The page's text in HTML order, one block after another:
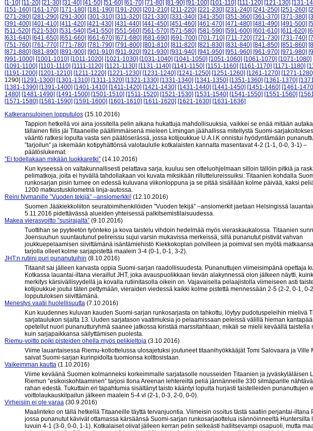
[1-10] [11-20] [21-30] [31-40] [41-50] [51-60] [61-70] [71-80] [81-90] [91-100] [101-110] [111-120] [121-130] [131-
[151-160] [161-170] [171-180] [181-190] [191-200] [201-210] [211-220] [221-230] [231-240] [241-250] [251-260]
[271-280] [281-290] [291-300] [301-310] [311-320] [321-330] [331-340] [341-350] [351-360] [361-370] [371-380]
[391-400] [401-410] [411-420] [421-430] [431-440] [441-450] [451-460] [461-470] [471-480] [481-490] [491-500]
[511-520] [521-530] [531-540] [541-550] [551-560] [561-570] [571-580] [581-590] [591-600] [601-610] [611-620]
[631-640] [641-650] [651-660] [661-670] [671-680] [681-690] [691-700] [701-710] [711-720] [721-730] [731-740]
[751-760] [761-770] [771-780] [781-790] [791-800] [801-810] [811-820] [821-830] [831-840] [841-850] [851-860]
[871-880] [881-890] [891-900] [901-910] [911-920] [921-930] [931-940] [941-950] [951-960] [961-970] [971-980]
[991-1000] [1001-1010] [1011-1020] [1021-1030] [1031-1040] [1041-1050] [1051-1060] [1061-1070] [1071-1080]
[1091-1100] [1101-1110] [1111-1120] [1121-1130] [1131-1140] [1141-1150] [1151-1160] [1161-1170] [1171-1180]
[1191-1200] [1201-1210] [1211-1220] [1221-1230] [1231-1240] [1241-1250] [1251-1260] [1261-1270] [1271-
1290] [1291-1300] [1301-1310] [1311-1320] [1321-1330] [1331-1340] [1341-1350] [1351-1360] [1361-1370]
[1381-1390] [1391-1400] [1401-1410] [1411-1420] [1421-1430] [1431-1440] [1441-1450] [1451-1460] [1461-
1480] [1481-1490] [1491-1500] [1501-1510] [1511-1520] [1521-1530] [1531-1540] [1541-1550] [1551-1560]
[1571-1580] [1581-1590] [1591-1600] [1601-1610] [1611-1620] [1621-1630] [1631-1636]
Katkeransuloinen lopputulos (15.10.2016)
Tappion hetkellä voi aina jossitella pelin aikana hukattuja mahdollisuuksia, vaikkei se enää mitään
tällainen fiilis jäi Titaaneille päällimmäisenä mieleen Limingan jäähallissa mitellystä Suomi-
vääntö ratkesi lopulta vasta sen päätöserässä, jossa kotijoukkue U.A.I.K onnistui hyödyntämään
”tarjoilun” ja iskemään kotipyhättönsä valotaululle kotkalaisten kannalta masentavat 4-2 (1-1, 0-0, 3-1) –
päätöslukemat.
”Ei todellakaan mikään luokkaretki” (14.10.2016)
Kun kyseessä on valtakunnallisesti pelattava sarja, kuuluu sen otteluohjelmaan silloin tällöin pitkiä ja
pelimatkoja, joita ei hyvällä tahdollakaan voi kuvata miksikään rilluttelureissuiksi. Titaanien kohdalla
runkosarjan pisin turnee on edessä kuluvana viikonloppuna ja se pitää sisällään kolme päivää, kaksi
1200 matkustuskilometriä linja-autossa.
Reini Nymanille ”Vuoden tekijä” –ansiomerkki! (12.10.2016)
Suomen Jääkiekkoliiton seuratoimihenkilöiden ”Vuoden tekijä” –ansiomerkit jaetaan Helsingissä
5.11.2016 pidettävässä alueiden yhteisessä palkitsemistilaisuudessa.
Makea vierasvoitto ”susirajalta” (9.10.2016)
Tuottihan se pyyteetön työnteko ja kova taistelu vihdoin hedelmää myös vieraskaukalossa. Titaanien
Joensuuhun suuntautunut pelireissu sujui varsin mukavissa merkeissä, sillä punanutut pistivät vahvan
joukkuepelaamisen siivittämänä isäntämiehistö Kiekkokoplan polvilleen ja poimivat sen myötä
tarjolla olleet kolme sarjapistettä maalein 3-4 (0-1, 0-1, 3-2).
JHT:n rutiini puri punanutuihin (8.10.2016)
Titaanit sai jälleen karvasta oppia Suomi-sarjan raadollisuudesta. Punanuttujen viimeisimpänä opettaja
Kotkassa lauantai-iltana vieraillut JHT, joka avauspuolikkaan lievän alakynnessä olon jälkeen näytti,
merkitys kärsivällisyydellä ja kovalla rutiinitasolla oikein on. Vajavaisella pelaajistolla viimeiseen asti
kotijoukkue joutui täten pettymään, vieraiden viedessä kaikki kolme pistettä mennessään 2-5 (2-2, 0-1, 0-
lopputuloksen siivittämänä.
Menestys vaatii huolellisuutta (7.10.2016)
Kun kuudennes kuluvan kauden Suomi-sarjan runkosarjasta on tahkottu, löytyy pudotuspeleihin mielivä
sarjataulukon sijalta 13. Uuden sarjatason vaatimuksia jo pelaamissaan peleissä välillä hieman
opetellut nuori punanutturyhmä saanee jatkossa kiristää marssitahtiaan, mikäli se mielii keväällä taistella
kuin sarjapaikkansa säilyttämisen puolesta.
Riemu-voitto poiki pisteiden ohella myös pelikieltoja (3.10.2016)
Viime lauantaisessa Riemu-kotiottelussa ulosajetuksi joutuneet titaanihyökkääjät Tomi Salovaara ja Ville
saivat Suomi-sarjan kurinpidolta tuomionsa kolttosistaan.
Vaikeimman kautta (1.10.2016)
Viime keväänä Suomen kolmanneksi korkeimmalle sarjatasolle nousseiden Titaanien ja jyväskyläläisen
Riemun ”esikoiskohtaaminen” tarjosi Ilona Areenan lehtereiltä peliä jännänneille 330 silmäparille
rahan edestä. Tukuttain eri tapahtumia sisältänyt taisto kääntyi lopulta hurjasti taistelleiden punanuttujen
voittolaukauskilpailun jälkeen maalein 5-4 vl (2-1, 0-3, 2-0, 0-0).
Virheisiin ei ole varaa (30.9.2016)
Maalinteko on tällä hetkellä Titaaneille täyttä tervanjuontia. Viimeisin osoitus tästä saatiin perjantai-iltana
jossa punanutut kävivät ottamassa kärsäänsä Suomi-sarjan runkosarjaottelua isännöinneeltä Huntersilta
luvuin 4-1 (3-0, 0-0, 1-1). Kotkalaiset olivat jälleen kerran pelin selkeästi hallitsevampi osapuoli, mutta